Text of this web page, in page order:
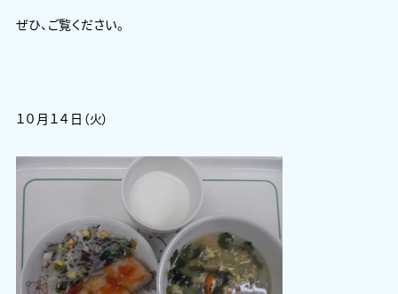
ぜひ、ご覧ください。
１０月１４日（火）